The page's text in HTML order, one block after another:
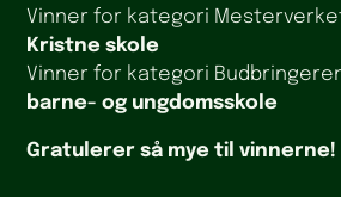
Vinner for kategori
Kristne skole
Vinner for kategori
barne- og ungdomsskole
Gratulerer så mye til vinnerne!